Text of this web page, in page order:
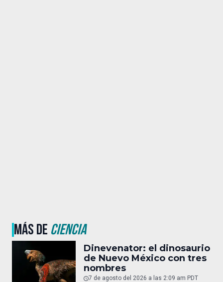
MÁS DE CIENCIA
Dinevenator: el dinosaurio
de Nuevo México con tres
nombres
7 de agosto del 2026 a las 2:09 am PDT